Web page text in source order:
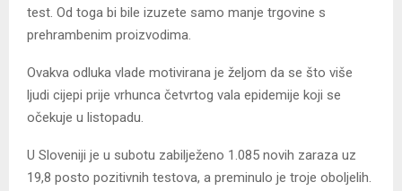
test. Od toga bi bile izuzete samo manje trgovine s
prehrambenim proizvodima.
Ovakva odluka vlade motivirana je željom da se što više
ljudi cijepi prije vrhunca četvrtog vala epidemije koji se
očekuje u listopadu.
U Sloveniji je u subotu zabilježeno 1.085 novih zaraza uz
19,8 posto pozitivnih testova, a preminulo je troje oboljelih.